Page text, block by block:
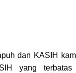
dan KASIH
yang